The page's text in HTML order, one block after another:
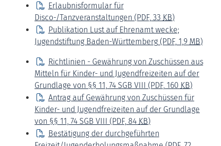
Erlaubnisformular für
Disco-/Tanzveranstaltungen (PDF, 33 KB)
Publikation Lust auf Ehrenamt wecke;
Jugendstiftung Baden-Württemberg (PDF, 1,9 MB)
Richtlinien - Gewährung von Zuschüssen aus
Mitteln für Kinder- und Jugendfreizeiten auf der
Grundlage von §§ 11, 74 SGB VIII (PDF, 160 KB)
Antrag auf Gewährung von Zuschüssen für
Kinder- und Jugendfreizeiten auf der Grundlage
von §§ 11, 74 SGB VIII (PDF, 84 KB)
Bestätigung der durchgeführten